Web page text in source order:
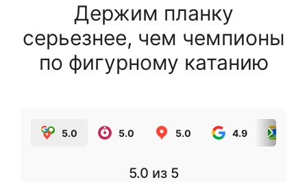
Держим планку
серьезнее, чем чемпионы
по фигурному катанию
5.0 5.0 5.0 4.9
5.0 из 5